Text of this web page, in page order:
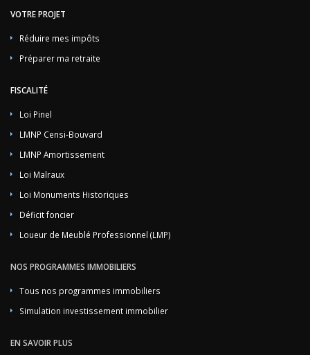
VOTRE PROJET
Réduire mes impôts
Préparer ma retraite
FISCALITÉ
Loi Pinel
LMNP Censi-Bouvard
LMNP Amortissement
Loi Malraux
Loi Monuments Historiques
Déficit foncier
Loueur de Meublé Professionnel (LMP)
NOS PROGRAMMES IMMOBILIERS
Tous nos programmes immobiliers
Simulation investissement immobilier
EN SAVOIR PLUS